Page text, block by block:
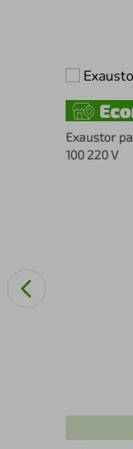
Exaustor
100 220 V